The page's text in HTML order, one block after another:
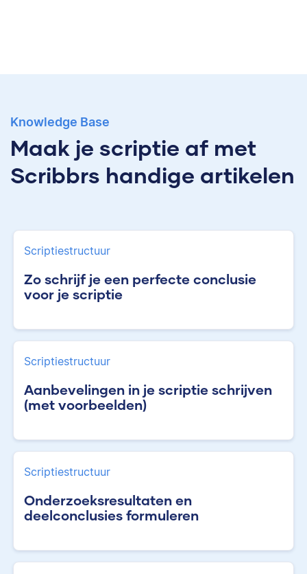
Knowledge Base
Maak je scriptie af met
Scribbrs handige artikelen
Scriptiestructuur
Zo schrijf je een perfecte conclusie
voor je scriptie
Scriptiestructuur
Aanbevelingen in je scriptie schrijven
(met voorbeelden)
Scriptiestructuur
Onderzoeksresultaten en
deelconclusies formuleren